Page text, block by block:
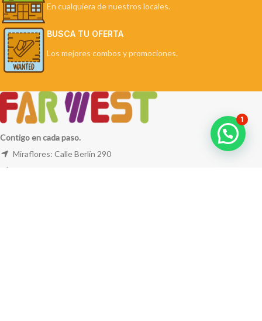
En cualquiera de nuestros locales.
BUSCA TU OFERTA
Los mejores combos y promociones.
Contigo en cada paso.
Miraflores: Calle Berlín 290
1